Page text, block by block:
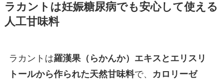
ラカントは妊娠糖尿病でも安心して使える
人工甘味料
ラカントは羅漢果（らかんか）エキスとエリスリ
トールから作られた天然甘味料で、
カロリーゼ